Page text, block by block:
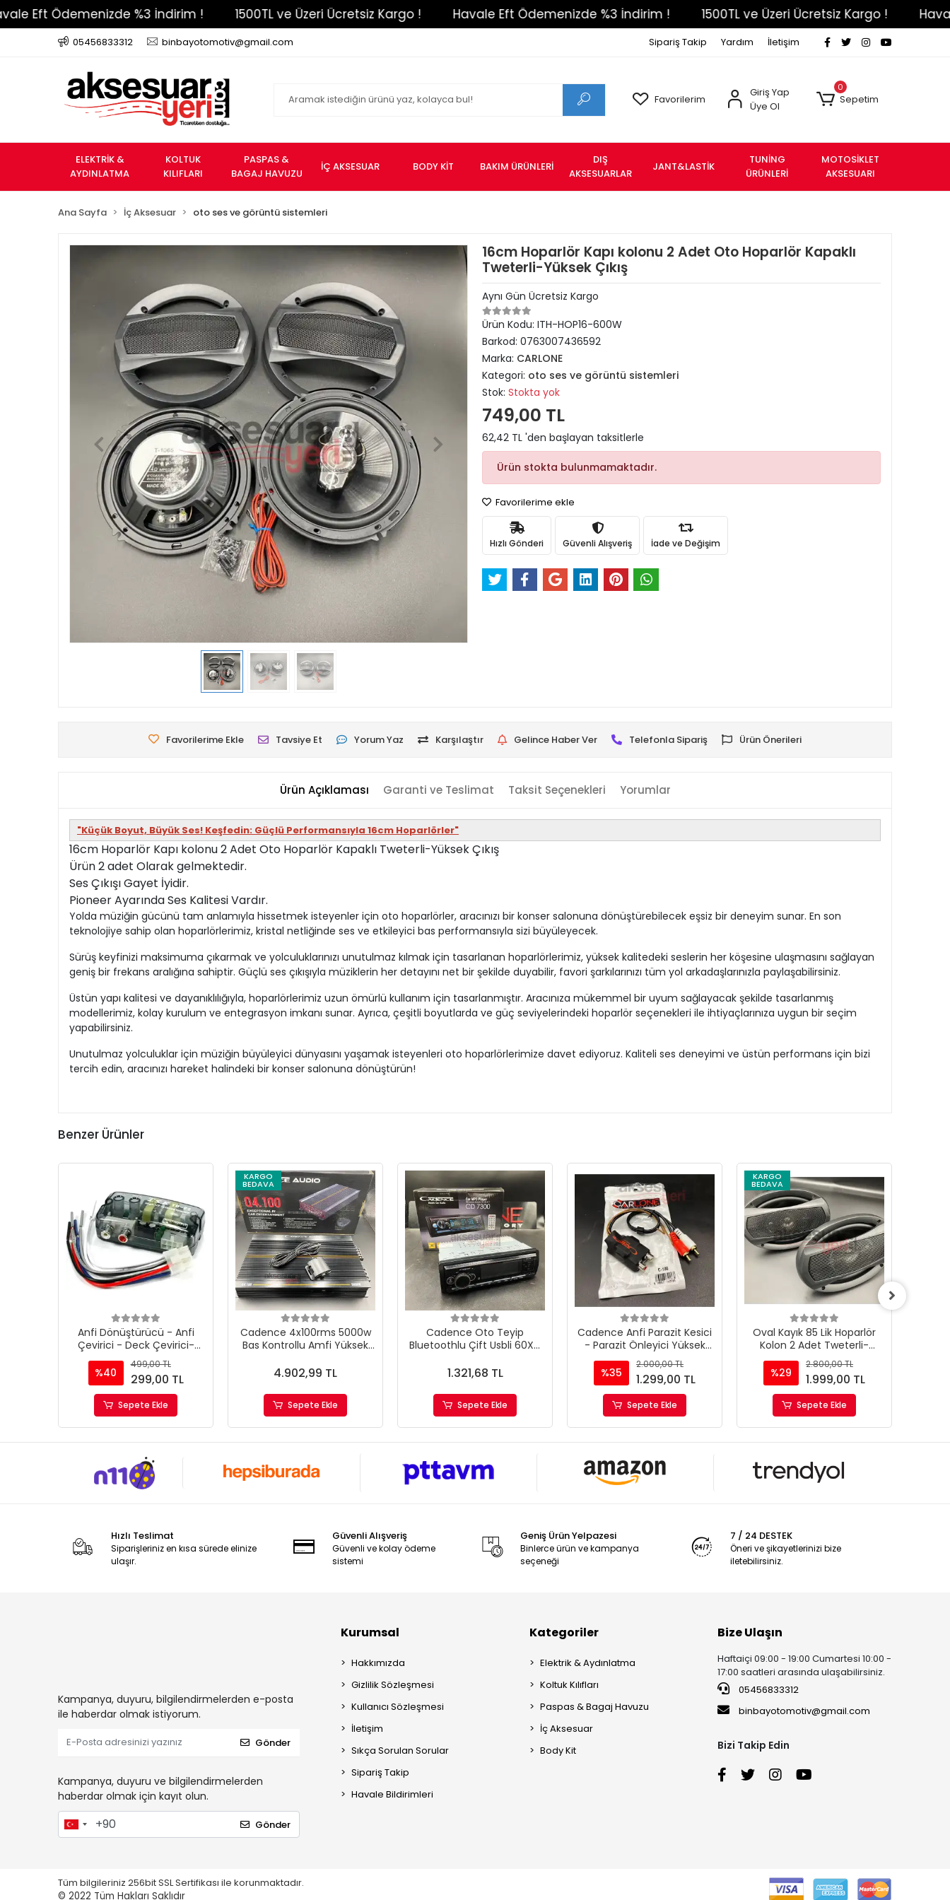
Ödemenizde %3 İndirim ! 1500TL ve Üzeri Ücretsiz Kargo ! Havale Eft Ödemenizde %3 İndirim ! 1500TL ve Üzeri Ücretsiz Kargo ! Havale
05456833312 binbayotomotiv@gmail.com Sipariş Takip Yardım İletişim
Favorilerim
Giriş Yap
Üye Ol
0
Sepetim
ELEKTRİK &
AYDINLATMA
KOLTUK
KILIFLARI
PASPAS &
BAGAJ HAVUZU
İÇ AKSESUAR BODY KİT BAKIM ÜRÜNLERİ
DIŞ
AKSESUARLAR
JANT&LASTİK
TUNİNG
ÜRÜNLERİ
MOTOSİKLET
AKSESUARI
Ana Sayfa İç Aksesuar oto ses ve görüntü sistemleri
16cm Hoparlör Kapı kolonu 2 Adet Oto Hoparlör Kapaklı
Tweterli-Yüksek Çıkış
Aynı Gün Ücretsiz Kargo
Ürün Kodu: ITH-HOP16-600W
Barkod: 0763007436592
Marka: CARLONE
Kategori: oto ses ve görüntü sistemleri
Stok: Stokta yok
749,00 TL
62,42 TL 'den başlayan taksitlerle
Ürün stokta bulunmamaktadır.
Favorilerime ekle
Hızlı Gönderi Güvenli Alışveriş İade ve Değişim
Favorilerime Ekle Tavsiye Et Yorum Yaz Karşılaştır Gelince Haber Ver Telefonla Sipariş Ürün Önerileri
Ürün Açıklaması Garanti ve Teslimat Taksit Seçenekleri Yorumlar
"Küçük Boyut, Büyük Ses! Keşfedin: Güçlü Performansıyla 16cm Hoparlörler"
16cm Hoparlör Kapı kolonu 2 Adet Oto Hoparlör Kapaklı Tweterli-Yüksek Çıkış
Ürün 2 adet Olarak gelmektedir.
Ses Çıkışı Gayet İyidir.
Pioneer Ayarında Ses Kalitesi Vardır.
Yolda müziğin gücünü tam anlamıyla hissetmek isteyenler için oto hoparlörler, aracınızı bir konser salonuna dönüştürebilecek eşsiz bir deneyim sunar. En son
teknolojiye sahip olan hoparlörlerimiz, kristal netliğinde ses ve etkileyici bas performansıyla sizi büyüleyecek.
Sürüş keyfinizi maksimuma çıkarmak ve yolculuklarınızı unutulmaz kılmak için tasarlanan hoparlörlerimiz, yüksek kalitedeki seslerin her köşesine ulaşmasını sağlayan
geniş bir frekans aralığına sahiptir. Güçlü ses çıkışıyla müziklerin her detayını net bir şekilde duyabilir, favori şarkılarınızı tüm yol arkadaşlarınızla paylaşabilirsiniz.
Üstün yapı kalitesi ve dayanıklılığıyla, hoparlörlerimiz uzun ömürlü kullanım için tasarlanmıştır. Aracınıza mükemmel bir uyum sağlayacak şekilde tasarlanmış
modellerimiz, kolay kurulum ve entegrasyon imkanı sunar. Ayrıca, çeşitli boyutlarda ve güç seviyelerindeki hoparlör seçenekleri ile ihtiyaçlarınıza uygun bir seçim
yapabilirsiniz.
Unutulmaz yolculuklar için müziğin büyüleyici dünyasını yaşamak isteyenleri oto hoparlörlerimize davet ediyoruz. Kaliteli ses deneyimi ve üstün performans için bizi
tercih edin, aracınızı hareket halindeki bir konser salonuna dönüştürün!
Benzer Ürünler
Anfi Dönüştürücü - Anfi
Çevirici - Deck Çevirici-
Amfi Çevirici TD55
%40
499,00 TL
299,00 TL
Sepete Ekle
KARGO
BEDAVA
Cadence 4x100rms 5000w
Bas Kontrollu Amfi Yüksek
4.902,99 TL
Sepete Ekle
Cadence Oto Teyip
Bluetoothlu Çift Usbli 60X4
1.321,68 TL
Sepete Ekle
Cadence Anfi Parazit Kesici
- Parazit Önleyici Yüksek
Kalite
%35
2.000,00 TL
1.299,00 TL
Sepete Ekle
KARGO
BEDAVA
Oval Kayık 85 Lik Hoparlör
Kolon 2 Adet Tweterli-
Yüksek Çıkış
%29
2.800,00 TL
1.999,00 TL
Sepete Ekle
Hızlı Teslimat
Siparişleriniz en kısa sürede elinize
ulaşır.
Güvenli Alışveriş
Güvenli ve kolay ödeme
sistemi
Geniş Ürün Yelpazesi
Binlerce ürün ve kampanya
seçeneği
7 / 24 DESTEK
Öneri ve şikayetlerinizi bize
iletebilirsiniz.
Kampanya, duyuru, bilgilendirmelerden e-posta
ile haberdar olmak istiyorum.
Gönder
Kampanya, duyuru ve bilgilendirmelerden
haberdar olmak için kayıt olun.
Gönder
Kurumsal
Hakkımızda
Gizlilik Sözleşmesi
Kullanıcı Sözleşmesi
İletişim
Sıkça Sorulan Sorular
Sipariş Takip
Havale Bildirimleri
Kategoriler
Elektrik & Aydınlatma
Koltuk Kılıfları
Paspas & Bagaj Havuzu
İç Aksesuar
Body Kit
Bize Ulaşın
Haftaiçi 09:00 - 19:00 Cumartesi 10:00 -
17:00 saatleri arasında ulaşabilirsiniz.
05456833312
binbayotomotiv@gmail.com
Bizi Takip Edin
Tüm bilgileriniz 256bit SSL Sertifikası ile korunmaktadır.
© 2022 Tüm Hakları Saklıdır